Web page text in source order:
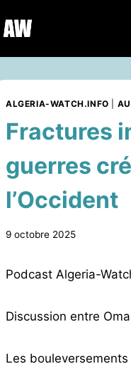
au
ALGERIA-WATCH.INFO
Fractures
guerres
l’Occident
9 octobre 2025
Podcast Algeria-
Discussion entre
Les